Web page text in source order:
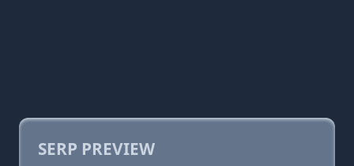
SERP PREVIEW